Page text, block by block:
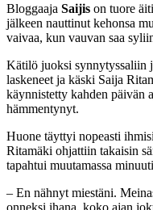
Bloggaaja Saijis on tuore
jälkeen nauttinut kehonsa
vaivaa, kun vauvan saa
Kätilö juoksi synnytyssaliin
laskeneet ja käski Saija
käynnistetty kahden päivän
hämmentynyt.
Huone täyttyi nopeasti
Ritamäki ohjattiin takaisin
tapahtui muutamassa
– En nähnyt miestäni.
onneksi ihana, koko ajan